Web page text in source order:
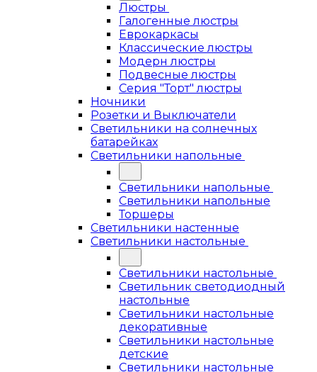
Люстры
Галогенные люстры
Еврокаркасы
Классические люстры
Модерн люстры
Подвесные люстры
Серия "Торт" люстры
Ночники
Розетки и Выключатели
Светильники на солнечных
батарейках
Светильники напольные
Светильники напольные
Светильники напольные
Торшеры
Светильники настенные
Светильники настольные
Светильники настольные
Светильник светодиодный
настольные
Светильники настольные
декоративные
Светильники настольные
детские
Светильники настольные